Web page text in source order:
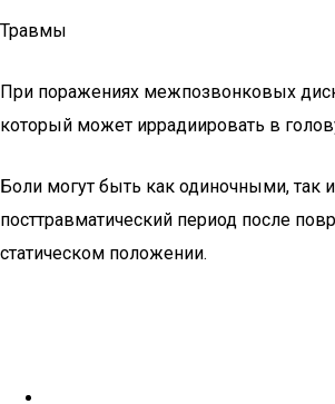
Травмы
При поражениях межпозвонковых
который может иррадиировать в
Боли могут быть как одиночными, так
посттравматический период после
статическом положении.